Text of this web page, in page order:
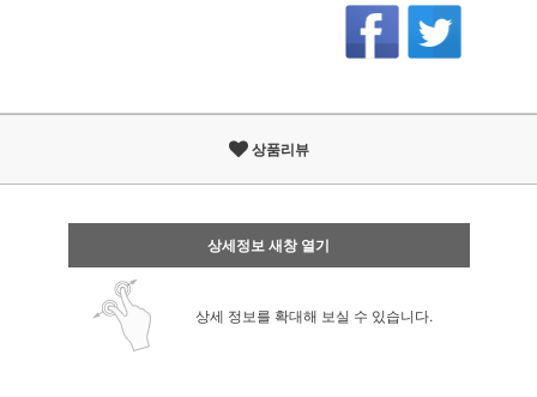
상품리뷰
상세정보 새창 열기
상세 정보를 확대해 보실 수 있습니다.